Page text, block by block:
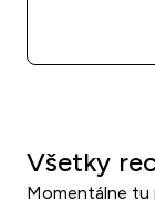
Všetky
Momentálne tu